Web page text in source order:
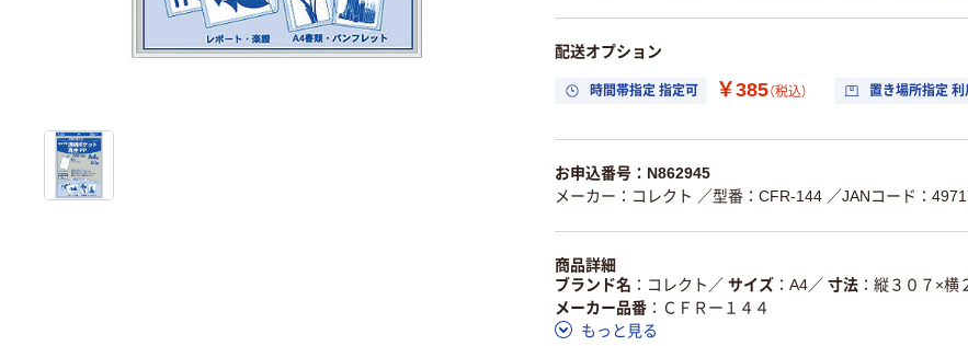
配送オプション
時間帯指定 指定可 ￥385（税込） 置き場所指定 利
お申込番号：N862945
メーカー：コレクト ／型番：CFR-144 ／JANコード：
商品詳細
ブランド名
コレクト ／ サイズ A4／ 寸法 縦３０７×横
メーカー品番
ＣＦＲー１４４
もっと見る